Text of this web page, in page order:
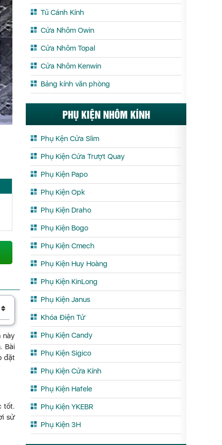
này
Bài
đặt
tốt.
sử
Tủ Cánh Kính
Cửa Nhôm Owin
Cửa Nhôm Topal
Cửa Nhôm Kenwin
Bảng kính văn phòng
PHỤ KIỆN NHÔM KÍNH
Phụ Kện Cửa Slim
Phụ Kiện Cửa Trượt Quay
Phụ Kiện Papo
Phụ Kiện Opk
Phụ Kiện Draho
Phụ Kiện Bogo
Phụ Kiện Cmech
Phụ Kiện Huy Hoàng
Phụ Kiện KinLong
Phụ Kiện Janus
Khóa Điện Tử
Phụ Kiện Candy
Phụ Kiện Sigico
Phụ Kiện Cửa Kính
Phụ Kiện Hafele
Phụ Kiện YKEBR
Phụ Kiện 3H